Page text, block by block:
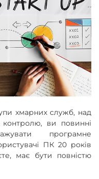
хмарних служб, над
ви повинні
програмне
ПК 20 років
має бути повністю